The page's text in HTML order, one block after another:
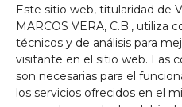
Este sitio web, titularidad de
MARCOS VERA, C.B., utiliza
técnicos y de análisis para
visitante en el sitio web. Las
son necesarias para el
los servicios ofrecidos en el
Productos